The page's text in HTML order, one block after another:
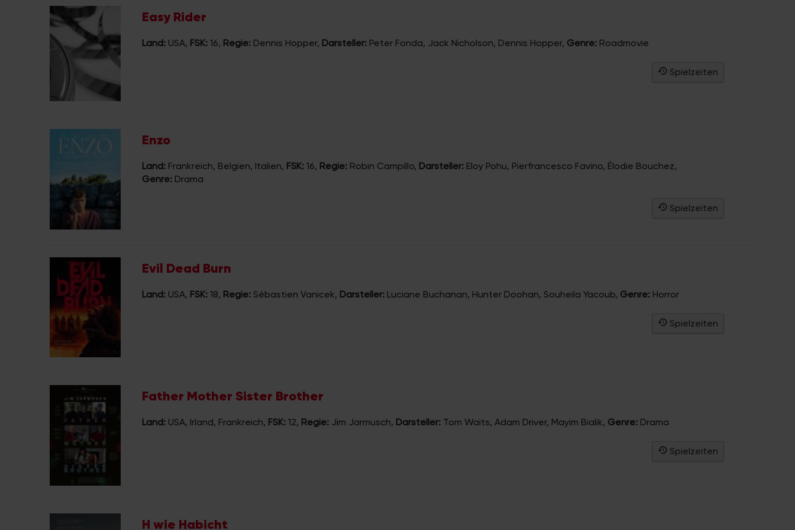
Easy Rider
Land: USA, FSK: 16, Regie: Dennis Hopper, Darsteller: Peter Fonda, Jack Nicholson, Dennis Hopper, Genre: Roadmovie
Spielzeiten
Enzo
Land: Frankreich, Belgien, Italien, FSK: 16, Regie: Robin Campillo, Darsteller: Eloy Pohu, Pierfrancesco Favino, Élodie Bouchez,
Genre: Drama
Spielzeiten
Evil Dead Burn
Land: USA, FSK: 18, Regie: Sébastien Vanicek, Darsteller: Luciane Buchanan, Hunter Doohan, Souheila Yacoub, Genre: Horror
Spielzeiten
Father Mother Sister Brother
Land: USA, Irland, Frankreich, FSK: 12, Regie: Jim Jarmusch, Darsteller: Tom Waits, Adam Driver, Mayim Bialik, Genre: Drama
Spielzeiten
H wie Habicht